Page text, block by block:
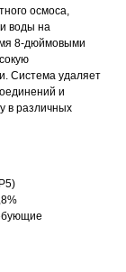
осмоса,
воды на
8-дюймовыми
Система удаляет
и
в различных